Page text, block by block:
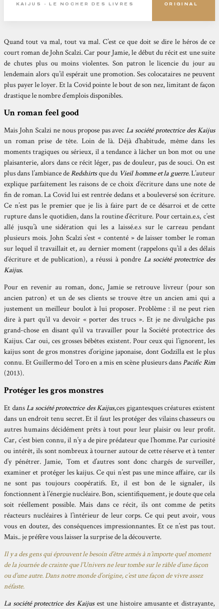
KAIJUS - LE NOCHER DES LIVRES
ORIGINAL
Quand tout va mal, tout va mal. C’est ce que doit se dire le héros de ce
court roman de John Scalzi. Car pour Jamie, le début du récit est une suite
de chutes plus ou moins violentes. Son patron le licencie du jour au
lendemain alors qu’il espérait une promotion. Ses colocataires ne peuvent
plus payer le loyer. Et la Covid pointe le bout de son nez, limitant de façon
drastique le nombre d’emplois disponibles.
Un roman feel good
Mais John Scalzi ne nous propose pas avecLa société protectrice des Kaijus
un roman prise de tête. Loin de là. Déjà d’habitude, même dans les
moments tragiques ou sérieux, il a tendance à lâcher un bon mot ou une
plaisanterie, alors dans ce récit léger, pas de douleur, pas de souci. On est
plus dans l’ambiance deRedshirtsque du Vieil homme et la guerre. L’auteur
explique parfaitement les raisons de ce choix d’écriture dans une note de
fin de roman. La Covid lui est rentrée dedans et a bouleversé son écriture.
Ce n’est pas le premier que je lis à faire part de ce désarroi et de cette
rupture dans le quotidien, dans la routine d’écriture. Pour certain.e.s, c’est
allé jusqu’à une sidération qui les a laissé.e.s sur le carreau pendant
plusieurs mois. John Scalzi s’est « contenté » de laisser tomber le roman
sur lequel il travaillait et, au dernier moment (rappelons qu’il a des délais
d’écriture et de publication), a réussi à pondre La société protectrice des
Kaijus.
Pour en revenir au roman, donc, Jamie se retrouve livreur (pour son
ancien patron) et un de ses clients se trouve être un ancien ami qui a
justement un meilleur boulot à lui proposer. Problème : il ne peut rien
dire à part qu’il va devoir « porter des trucs ». Et je ne divulgâche pas
grand-chose en disant qu’il va travailler pour la Société protectrice des
Kaijus. Car oui, ces grosses bêbêtes existent. Pour ceux qui l’ignorent, les
kaijus sont de gros monstres d’origine japonaise, dont Godzilla est le plus
connu. Et Guillermo del Toro en a mis en scène plusieurs dansPacific Rim
(2013).
Protéger les gros monstres
Et dansLa société protectrice des Kaijus,ces gigantesques créatures existent
dans un endroit tenu secret. Et il faut les protéger des vilains chasseurs ou
autres humains décidément prêts à tout pour leur plaisir ou leur profit.
Car, c’est bien connu, il n’y a de pire prédateur que l’homme. Par curiosité
ou intérêt, ils sont nombreux à tourner autour de cette réserve et à tenter
d’y pénétrer. Jamie, Tom et d’autres sont donc chargés de surveiller,
examiner et protéger les kaijus. Ce qui n’est pas une mince affaire, car ils
ne sont pas toujours coopératifs. Et, il est bon de le signaler, ils
fonctionnent à l’énergie nucléaire. Bon, scientifiquement, je doute que cela
soit réellement possible. Mais dans ce récit, ils ont comme de petits
réacteurs nucléaires à l’intérieur de leur corps. Ce qui peut avoir, vous
vous en doutez, des conséquences impressionnantes. Et ce n’est pas tout.
Mais.. je préfère vous laisser la surprise de la découverte.
Il y a des gens qui éprouvent le besoin d’être armés à n’importe quel moment
de la journée de crainte que l’Univers ne leur tombe sur le râble d’une façon
ou d’une autre. Dans notre monde d’origine, c’est une façon de vivre assez
néfaste.
La société protectrice des Kaijusest une histoire amusante et distrayante,